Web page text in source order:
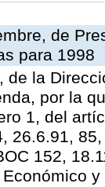
de
para 1998
de la
por la
1, del
26.6.91,
152,